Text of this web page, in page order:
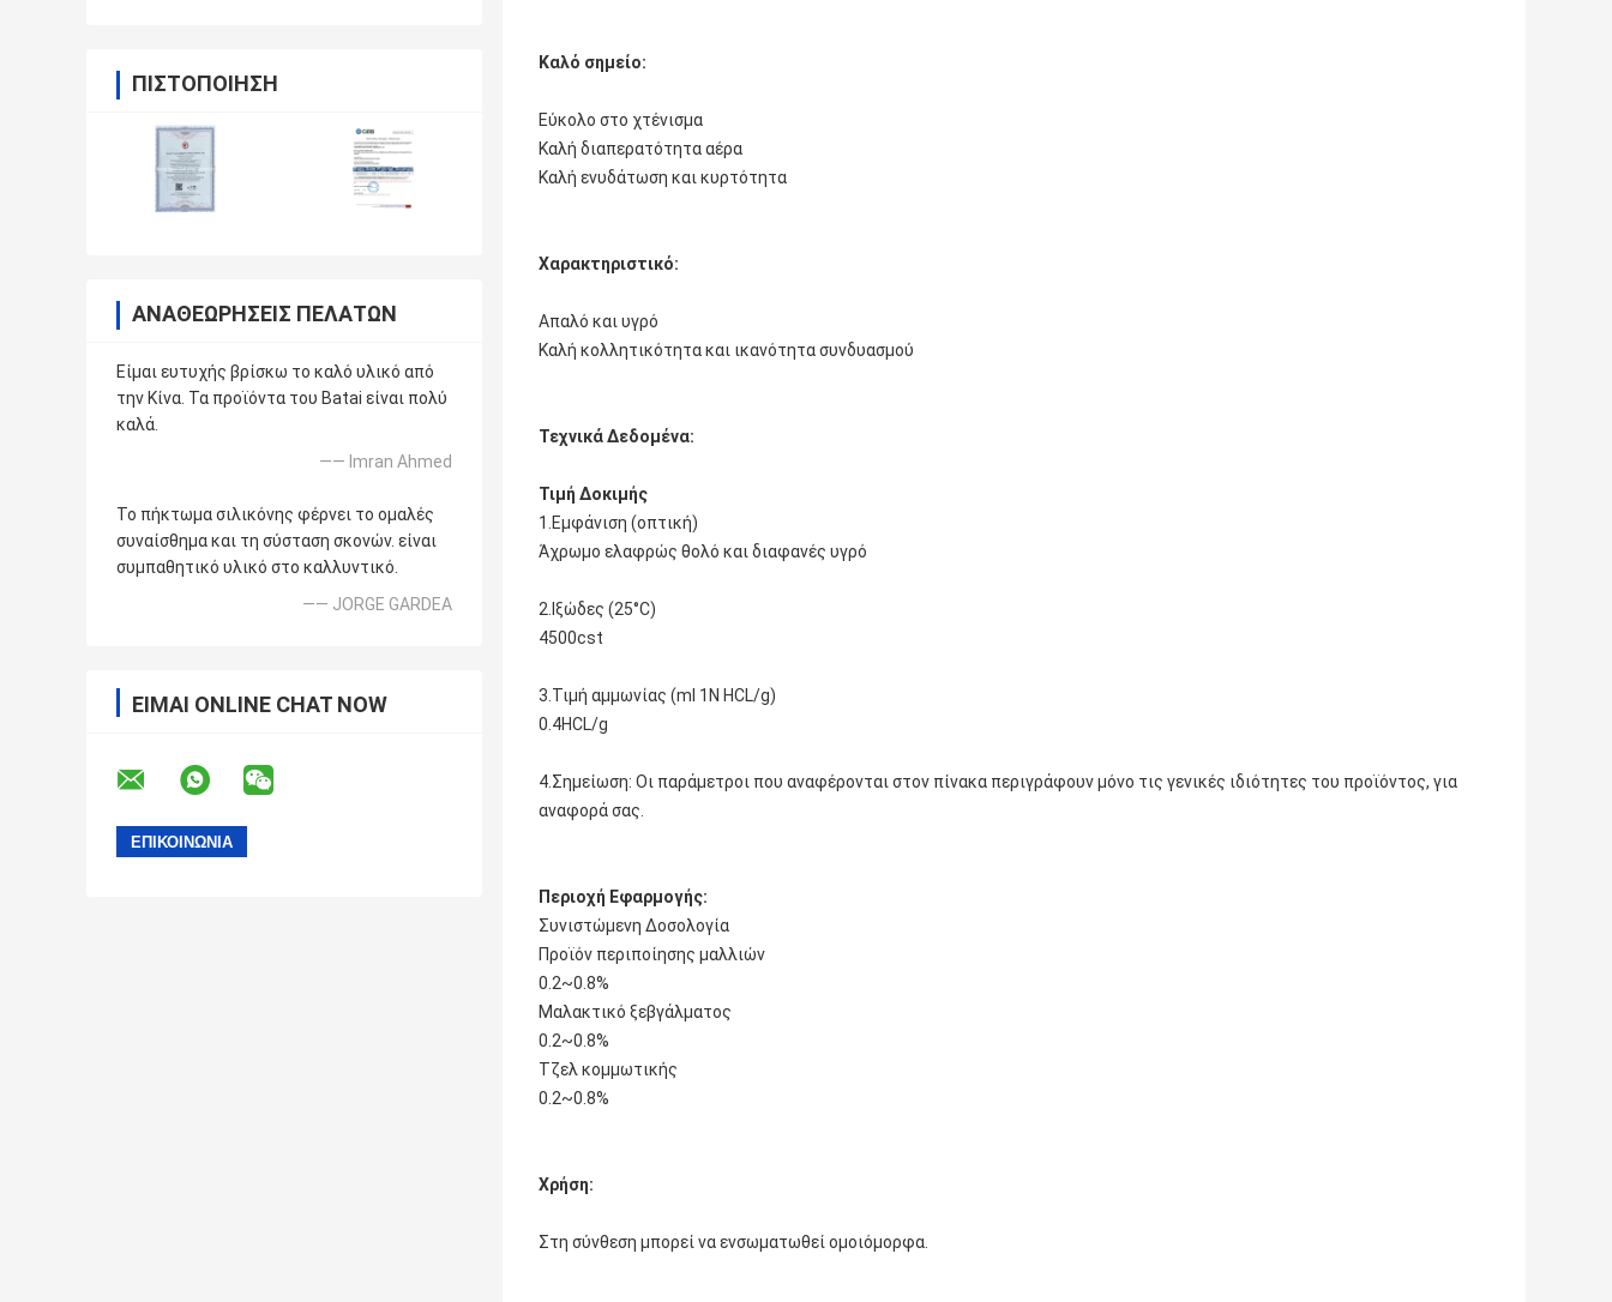
ΠΙΣΤΟΠΟΊΗΣΗ
ΑΝΑΘΕΩΡΉΣΕΙΣ ΠΕΛΑΤΏΝ
Είμαι ευτυχής βρίσκω το καλό υλικό από
την Κίνα. Τα προϊόντα του Batai είναι πολύ
καλά.
—— Imran Ahmed
Το πήκτωμα σιλικόνης φέρνει το ομαλές
συναίσθημα και τη σύσταση σκονών. είναι
συμπαθητικό υλικό στο καλλυντικό.
—— JORGE GARDEA
ΕΊΜΑΙ ONLINE CHAT NOW
Καλό σημείο:
Εύκολο στο χτένισμα
Καλή διαπερατότητα αέρα
Καλή ενυδάτωση και κυρτότητα
Χαρακτηριστικό:
Απαλό και υγρό
Καλή κολλητικότητα και ικανότητα συνδυασμού
Τεχνικά Δεδομένα:
Τιμή Δοκιμής
1.Εμφάνιση (οπτική)
Άχρωμο ελαφρώς θολό και διαφανές υγρό
2.Ιξώδες (25°C)
4500cst
3.Τιμή αμμωνίας (ml 1N HCL/g)
0.4HCL/g
4.Σημείωση: Οι παράμετροι που αναφέρονται στον πίνακα περιγράφουν μόνο τις γενικές ιδιότητες του προϊόντος, για
αναφορά σας.
Περιοχή Εφαρμογής:
Συνιστώμενη Δοσολογία
Προϊόν περιποίησης μαλλιών
0.2~0.8%
Μαλακτικό ξεβγάλματος
0.2~0.8%
Τζελ κομμωτικής
0.2~0.8%
Χρήση:
Στη σύνθεση μπορεί να ενσωματωθεί ομοιόμορφα.